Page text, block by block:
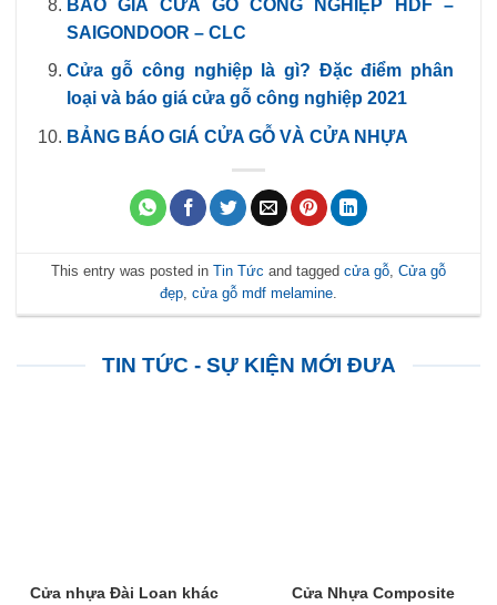
BÁO GIÁ CỬA GỖ CÔNG NGHIỆP HDF –
SAIGONDOOR – CLC
Cửa gỗ công nghiệp là gì? Đặc điểm phân
loại và báo giá cửa gỗ công nghiệp 2021
BẢNG BÁO GIÁ CỬA GỖ VÀ CỬA NHỰA
This entry was posted in Tin Tức and tagged cửa gỗ, Cửa gỗ
đẹp, cửa gỗ mdf melamine.
TIN TỨC - SỰ KIỆN MỚI ĐƯA
Cửa nhựa Đài Loan khác
Cửa Nhựa Composite